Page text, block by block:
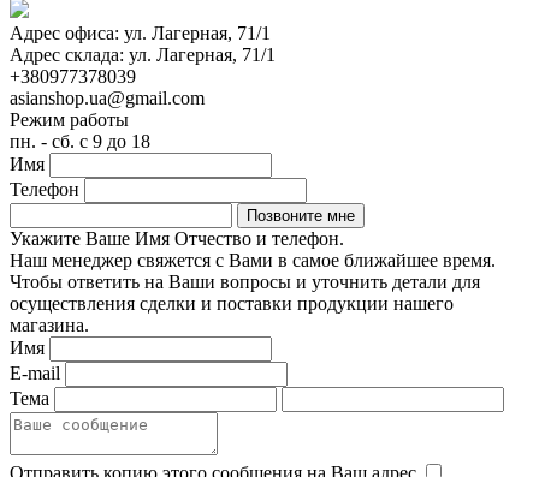
Адрес офиса: ул. Лагерная, 71/1
Адрес склада: ул. Лагерная, 71/1
+380977378039
asianshop.ua@gmail.com
Режим работы
пн. - сб. с 9 до 18
Имя
Телефон
Укажите Ваше Имя Отчество и телефон.
Наш менеджер свяжется с Вами в самое ближайшее время.
Чтобы ответить на Ваши вопросы и уточнить детали для
осуществления сделки и поставки продукции нашего
магазина.
Имя
E-mail
Тема